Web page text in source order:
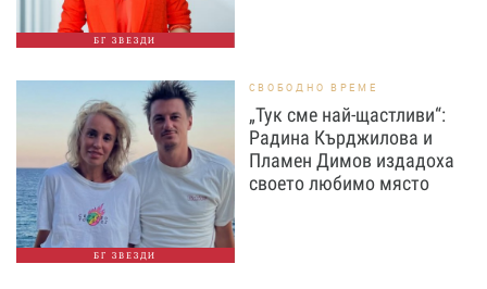
БГ ЗВЕЗДИ
БГ ЗВЕЗДИ
СВОБОДНО ВРЕМЕ
„Тук сме най-щастливи“:
Радина Кърджилова и
Пламен Димов издадоха
своето любимо място